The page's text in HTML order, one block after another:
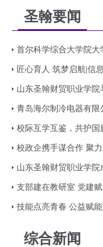
圣翰要闻
首尔科学综合大学院
匠心育人 筑梦启航|信
山东圣翰财贸职业学
青岛海尔制冷电器有
校际互学互鉴，共护国
校政企携手谋合作 聚
山东圣翰财贸职业学院
支部建在教研室 党建
技能点亮青春 公益赋
综合新闻